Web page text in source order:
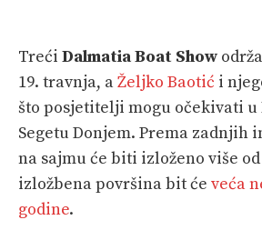
Treći Dalmatia Boat Show
19. travnja, aŽeljko Baotić i
što posjetitelji mogu očekivati
Segetu Donjem. Prema zadnjih
na sajmu će biti izloženo više
izložbena površina bit će veća
godine.